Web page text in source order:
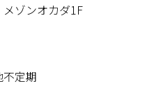
ゾンオカダ1F
定期